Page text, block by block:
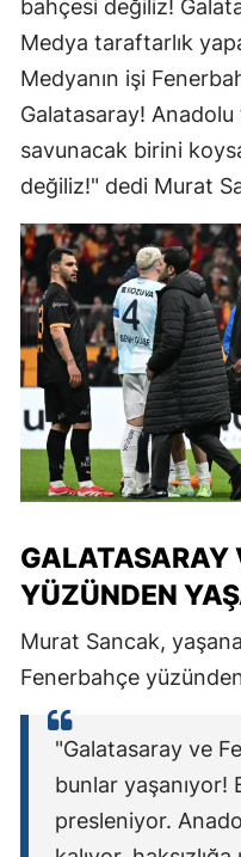
bahçesi değiliz!
Medya taraftarlık
Medyanın işi
Galatasaray! Anadolu
savunacak birini
değiliz!" dedi Murat
GALATASARAY
YÜZÜNDEN
Murat Sancak,
Fenerbahçe
"Galatasaray ve
bunlar yaşanıyor!
presleniyor.